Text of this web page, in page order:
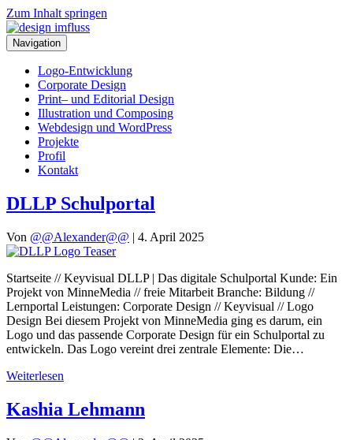
Zum Inhalt springen
Navigation
Logo-Entwicklung
Corporate Design
Print– und Editorial Design
Illustration und Composing
Webdesign und WordPress
Projekte
Profil
Kontakt
DLLP Schulportal
Von @@Alexander@@ | 4. April 2025
Startseite // Keyvisual DLLP | Das digitale Schulportal Kunde: Ein
Projekt von MinneMedia // freie Mitarbeit Branche: Bildung //
Lernportal Leistungen: Corporate Design // Keyvisual // Logo
Design Bei diesem Projekt von MinneMedia ging es darum, ein
Logo und das passende Corporate Design für ein Schulportal zu
entwickeln. Das Logo vereint drei zentrale Elemente: Die…
Weiterlesen
Kashia Lehmann